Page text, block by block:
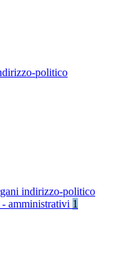
politico
indirizzo-politico
amministrativi 1